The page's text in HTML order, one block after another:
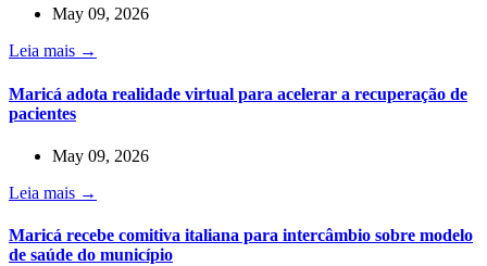
May 09, 2026
Leia mais →
Maricá adota realidade virtual para acelerar a recuperação de
pacientes
May 09, 2026
Leia mais →
Maricá recebe comitiva italiana para intercâmbio sobre modelo
de saúde do município